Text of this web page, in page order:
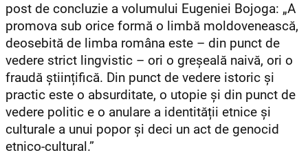
post de concluzie a volumului Eugeniei Bojoga: „A
promova sub orice formă o limbă moldovenească,
deosebită de limba româna este – din punct de
vedere strict lingvistic – ori o greșeală naivă, ori o
fraudă științifică. Din punct de vedere istoric și
practic este o absurditate, o utopie și din punct de
vedere politic e o anulare a identității etnice și
culturale a unui popor și deci un act de genocid
etnico-cultural.”